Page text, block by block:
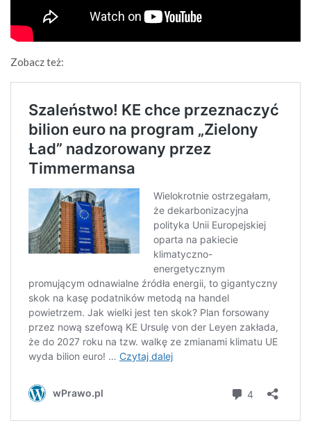
Zobacz też: